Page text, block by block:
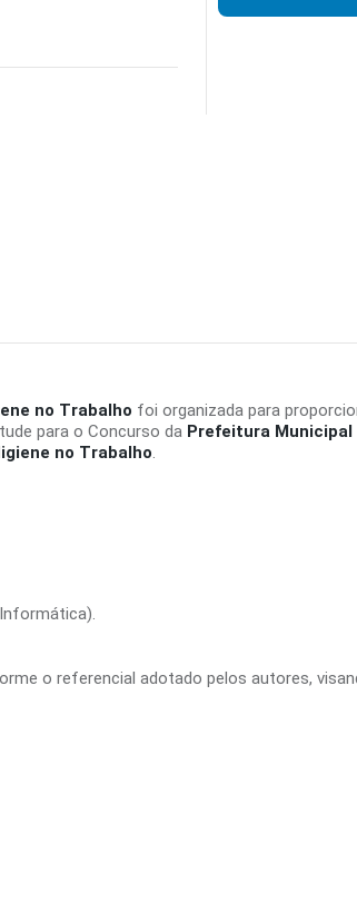
no Trabalho foi organizada para
para o Concurso da Prefeitura Municipal
no Trabalho.
o referencial adotado pelos autores,